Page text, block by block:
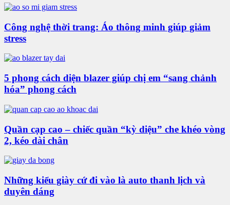
Công nghệ thời trang: Áo thông minh giúp giảm
stress
5 phong cách diện blazer giúp chị em “sang chảnh
hóa” phong cách
Quần cạp cao – chiếc quần “kỳ diệu” che khéo vòng
2, kéo dài chân
Những kiểu giày cứ đi vào là auto thanh lịch và
duyên dáng